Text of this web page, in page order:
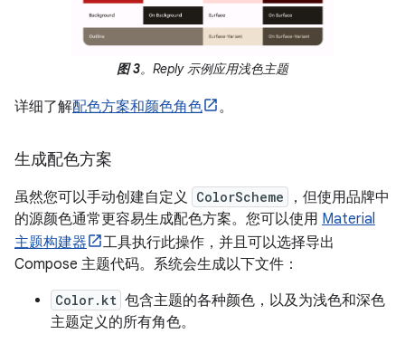
图 3。Reply 示例应用浅色主题
详细了解配色方案和颜色角色 。
生成配色方案
虽然您可以手动创建自定义 ColorScheme
，但使用品牌中
的源颜色通常更容易生成配色方案。您可以使用 Material
主题构建器
工具执行此操作，并且可以选择导出
Compose 主题代码。系统会生成以下文件：
Color.kt 包含主题的各种颜色，以及为浅色和深色
主题定义的所有角色。